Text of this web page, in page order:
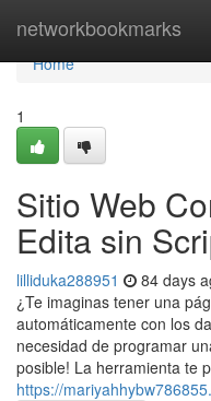
networkbookmarks
Home
Home
1
Sitio Web
Edita sin
lilliduka288951 84 days
¿Te imaginas tener una
automáticamente con los
necesidad de programar
posible! La herramienta te
https://